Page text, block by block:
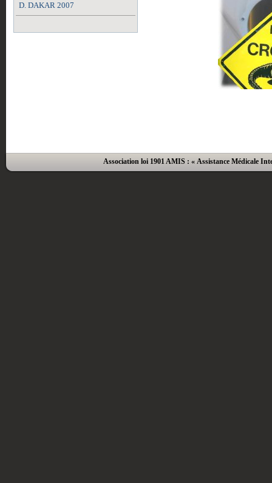
D. DAKAR 2007
Association loi 1901 AMIS : « Assistance Médicale